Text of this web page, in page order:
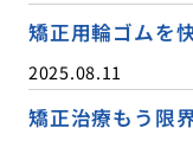
矯正用輪ゴムを
2025.08.11
矯正治療もう限